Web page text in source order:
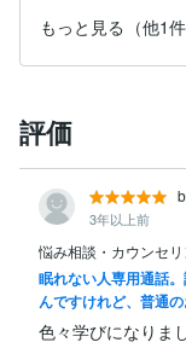
もっと見る（他1件
評価
3年以上前
悩み相談・カウンセ
眠れない人専用通話
んですけれど、普通
色々学びになりま